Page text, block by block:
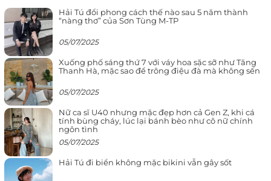
Hải Tú đổi phong cách thế nào sau 5 năm thành
“nàng thơ” của Sơn Tùng M-TP
05/07/2025
Xuống phố sáng thứ 7 với váy hoa sặc sỡ như Tăng
Thanh Hà, mặc sao để trông điệu đà mà không sến
05/07/2025
Nữ ca sĩ U40 nhưng mặc đẹp hơn cả Gen Z, khi cá
tính bùng cháy, lúc lại bánh bèo như cô nữ chính
ngôn tình
05/07/2025
Hải Tú đi biển không mặc bikini vẫn gây sốt